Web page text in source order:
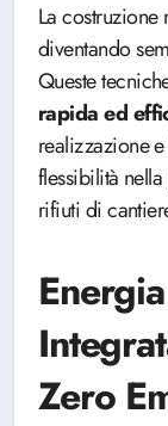
La
diventando
Queste
rapida ed
realizzazione
flessibilità
rifiuti di
Zero